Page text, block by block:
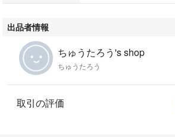
出品者情報
ちゅうたろう's shop
ちゅうたろう
取引の評価